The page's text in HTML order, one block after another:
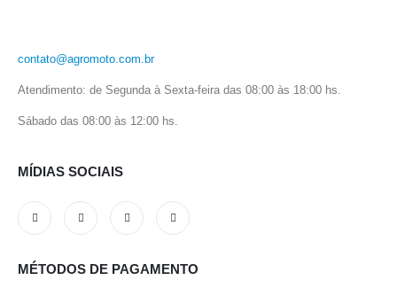
contato@agromoto.com.br
Atendimento: de Segunda à Sexta-feira das 08:00 às 18:00 hs.
Sábado das 08:00 às 12:00 hs.
MÍDIAS SOCIAIS
MÉTODOS DE PAGAMENTO